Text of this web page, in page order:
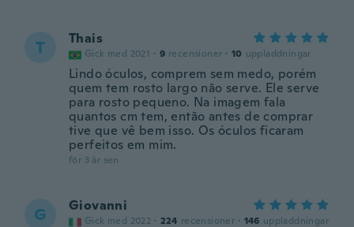
T Thais
Gick med 2021 · 9 recensioner · 10 uppladdningar
Lindo óculos, comprem sem medo, porém
quem tem rosto largo não serve. Ele serve
para rosto pequeno. Na imagem fala
quantos cm tem, então antes de comprar
tive que vê bem isso. Os óculos ficaram
perfeitos em mim.
för 3 år sen
G Giovanni
Gick med 2022 · 224 recensioner · 146 uppladdningar